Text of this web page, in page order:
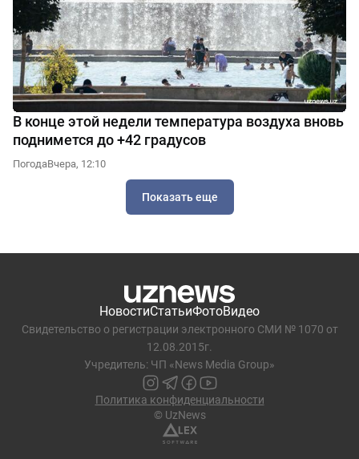
В конце этой недели температура воздуха вновь
поднимется до +42 градусов
ПогодаВчера, 12:10
Показать еще
НовостиСтатьиФотоВидео
Свидетельство о регистрации электронного СМИ № 1070 от
12.08.2015г.
Учредитель: ЧП «News Media Group»
Политика конфиденциальности
© UzNews